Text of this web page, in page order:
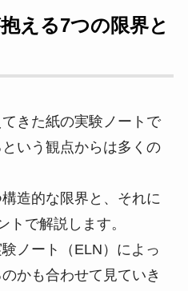
える7つの限界と
きた紙の実験ノートで
いう観点からは多くの
造的な限界と、それに
トで解説します。
ノート（ELN）によっ
かも合わせて見ていき